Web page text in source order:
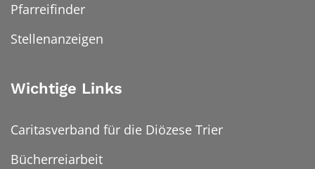
Pfarreifinder
Stellenanzeigen
Wichtige Links
Caritasverband für die Diözese Trier
Bücherreiarbeit